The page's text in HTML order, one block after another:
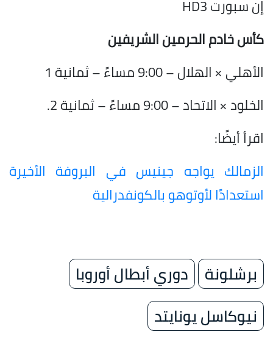
إن سبورت HD3
كأس خادم الحرمين الشريفين
الأهلي × الهلال – 9:00 مساءً – ثمانية 1
الخلود × الاتحاد – 9:00 مساءً – ثمانية 2.
اقرأ أيضًا:
الزمالك يواجه جينيس في البروفة الأخيرة
استعدادًا لأوتوهو بالكونفدرالية
برشلونة
دوري أبطال أوروبا
نيوكاسل يونايتد